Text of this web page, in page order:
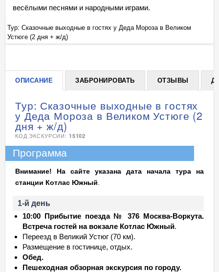
весёлыми песнями и народными играми.
+
Тур: Сказочные выходные в гостях у Деда Мороза в Великом
Устюге (2 дня + ж/д)
ОПИСАНИЕ ЗАБРОНИРОВАТЬ ОТЗЫВЫ
Тур: Сказочные выходные в гостях
у Деда Мороза в Великом Устюге (2
дня + ж/д)
КОД ЭКСКУРСИИ: 15102
Программа
Внимание! На сайте указана дата начала тура на
станции Котлас Южный
1-й день
10:00 Прибытие поезда № 376 Москва-Воркута.
Встреча гостей на вокзале Котлас Южный.
Переезд в Великий Устюг (70 км).
Размещение в гостинице, отдых.
Обед.
Пешеходная обзорная экскурсия по городу.